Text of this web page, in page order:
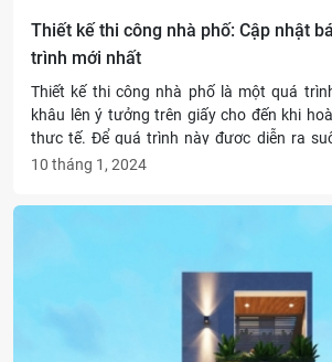
Thiết kế thi công nhà phố: Cập nhật
trình mới nhất
Thiết kế thi công nhà phố là một quá
khâu lên ý tưởng trên giấy cho đến khi
thực tế. Để quá trình này được diễn ra
nắm vững báo giá, quy trình, đồng thời tìm
10 tháng 1, 2024